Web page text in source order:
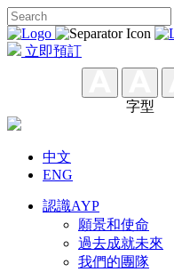
立即預訂
字型
中文
ENG
認識AYP
願景和使命
過去成就未來
我們的團隊